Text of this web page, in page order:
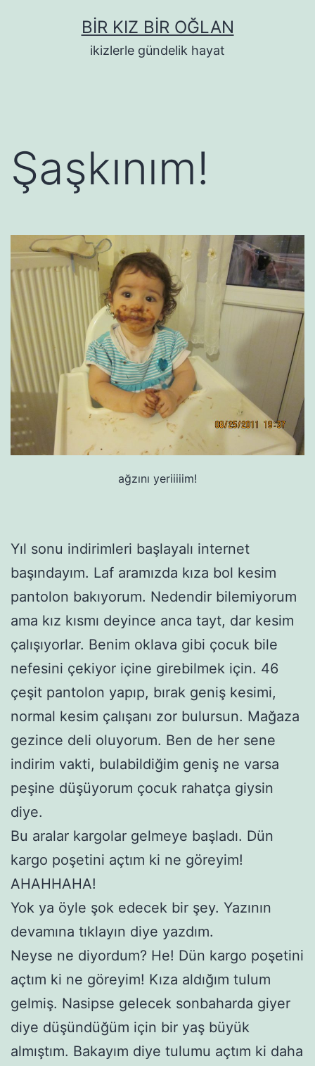
BIR KIZ BIR OĞLAN
ikizlerle gündelik hayat
Şaşkınım!
ağzını yeriiiiim!
Yıl sonu indirimleri başlayalı internet
başındayım. Laf aramızda kıza bol kesim
pantolon bakıyorum. Nedendir bilemiyorum
ama kız kısmı deyince anca tayt, dar kesim
çalışıyorlar. Benim oklava gibi çocuk bile
nefesini çekiyor içine girebilmek için. 46
çeşit pantolon yapıp, bırak geniş kesimi,
normal kesim çalışanı zor bulursun. Mağaza
gezince deli oluyorum. Ben de her sene
indirim vakti, bulabildiğim geniş ne varsa
peşine düşüyorum çocuk rahatça giysin
diye.
Bu aralar kargolar gelmeye başladı. Dün
kargo poşetini açtım ki ne göreyim!
AHAHHAHA!
Yok ya öyle şok edecek bir şey. Yazının
devamına tıklayın diye yazdım.
Neyse ne diyordum? He! Dün kargo poşetini
açtım ki ne göreyim! Kıza aldığım tulum
gelmiş. Nasipse gelecek sonbaharda giyer
diye düşündüğüm için bir yaş büyük
almıştım. Bakayım diye tulumu açtım ki daha